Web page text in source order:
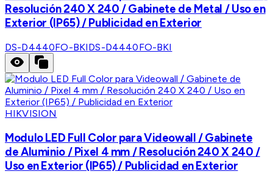
Resolución 240 X 240 / Gabinete de Metal / Uso en
Exterior (IP65) / Publicidad en Exterior
DS-D4440FO-BKIDS-D4440FO-BKI
HIKVISION
Modulo LED Full Color para Videowall / Gabinete
de Aluminio / Pixel 4 mm / Resolución 240 X 240 /
Uso en Exterior (IP65) / Publicidad en Exterior